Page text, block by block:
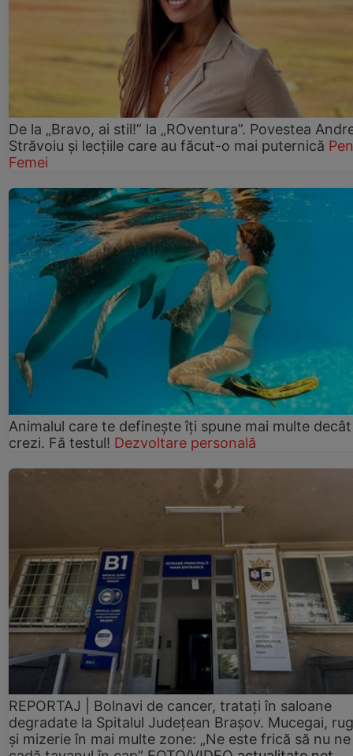
De la „Bravo, ai stil!” la „ROventura”. Povestea
Străvoiu și lecțiile care au făcut-o mai puternică
Femei
Animalul care te definește îți spune mai multe decât
crezi. Fă testul! Dezvoltare personală
REPORTAJ | Bolnavi de cancer, tratați în saloane
degradate la Spitalul Județean Brașov. Mucegai,
și mizerie în mai multe zone: „Ne este frică să nu ne